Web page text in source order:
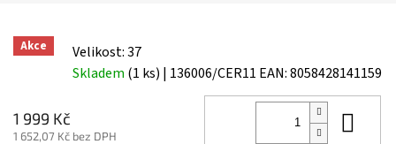
Akce
Velikost: 37
Skladem (1 ks) | 136006/CER11 EAN:8058428141159
1 999 Kč
1 652,07 Kč bez DPH